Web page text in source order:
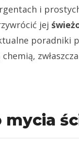
i
jej
poradniki